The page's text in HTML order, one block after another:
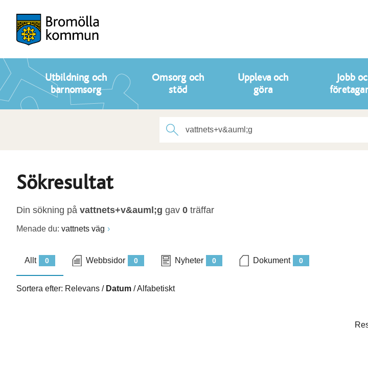
Utbildning och
barnomsorg
Omsorg och
stöd
Uppleva och
göra
Jobb
Sökresultat
Din sökning på vattnets+v&auml;g gav 0 träffar
Menade du: vattnets väg
0
Allt 0
Webbsidor 0
Nyheter 0
Dokument
Sortera efter: Relevans / Datum /Alfabetiskt